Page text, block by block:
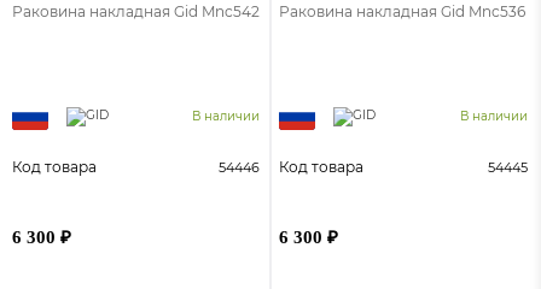
Раковина накладная Gid Mnc542
В наличии
Код товара 54446
6 300 ₽
Раковина накладная Gid Mnc536
В наличии
Код товара 54445
6 300 ₽